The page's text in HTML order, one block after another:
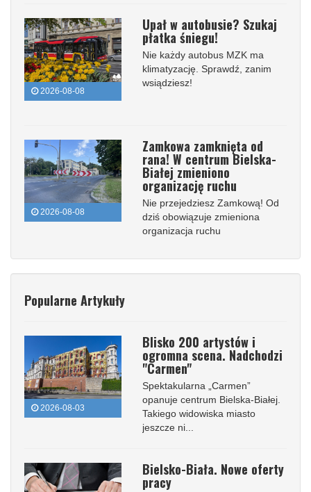
2026-08-08
Upał w autobusie? Szukaj
płatka śniegu!
Nie każdy autobus MZK ma
klimatyzację. Sprawdź, zanim
wsiądziesz!
2026-08-08
Zamkowa zamknięta od
rana! W centrum Bielska-
Białej zmieniono
organizację ruchu
Nie przejedziesz Zamkową! Od
dziś obowiązuje zmieniona
organizacja ruchu
Popularne Artykuły
2026-08-03
Blisko 200 artystów i
ogromna scena. Nadchodzi
"Carmen"
Spektakularna „Carmen”
opanuje centrum Bielska-Białej.
Takiego widowiska miasto
jeszcze ni...
Bielsko-Biała. Nowe oferty
pracy